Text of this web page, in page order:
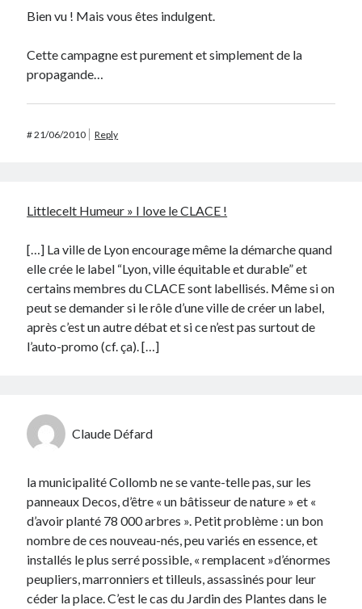
Bien vu ! Mais vous êtes indulgent.
Cette campagne est purement et simplement de la
propagande…
#21/06/2010 Reply
Littlecelt Humeur » I love le CLACE !
[…] La ville de Lyon encourage même la démarche quand
elle crée le label “Lyon, ville équitable et durable” et
certains membres du CLACE sont labellisés. Même si on
peut se demander si le rôle d’une ville de créer un label,
après c’est un autre débat et si ce n’est pas surtout de
l’auto-promo (cf. ça). […]
Claude Défard
la municipalité Collomb ne se vante-telle pas, sur les
panneaux Decos, d’être « un bâtisseur de nature » et «
d’avoir planté 78 000 arbres ». Petit problème : un bon
nombre de ces nouveau-nés, peu variés en essence, et
installés le plus serré possible, « remplacent »d’énormes
peupliers, marronniers et tilleuls, assassinés pour leur
céder la place. C’est le cas du Jardin des Plantes dans le